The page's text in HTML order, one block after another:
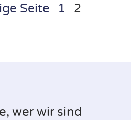
Seite 1 2
wer wir sind